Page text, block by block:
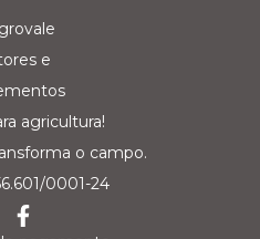
agricultura!
o campo.
0001-24